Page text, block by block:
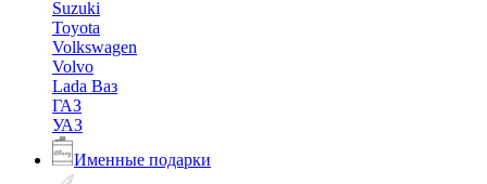
Suzuki
Toyota
Volkswagen
Volvo
Lada Ваз
ГАЗ
УАЗ
Именные подарки